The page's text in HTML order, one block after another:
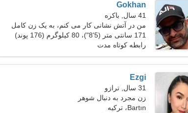
Gokhan
41 سال, باکره
من در آتش نشانی کار می کنم، به یک زن کامل
نیاز دارم
171 سانتی متر (5'8")، 80 کیلوگرم (176 پوند)
رابطه کوتاه مدت
Ezgi
31 سال, ترازو
زن مجرد به دنبال شوهر
Bartın، ترکیه